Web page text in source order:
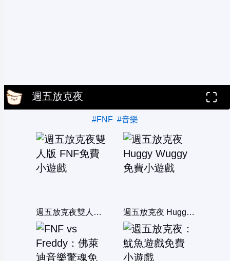
週五放克夜
#FNF #音樂
週五放克夜雙人版 FNF 週五放克夜 Huggy Wuggy